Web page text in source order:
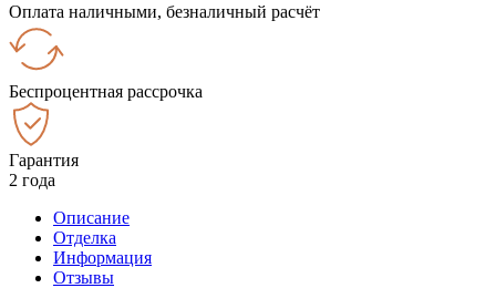
Оплата наличными, безналичный расчёт
Беспроцентная рассрочка
Гарантия
2 года
Описание
Отделка
Информация
Отзывы